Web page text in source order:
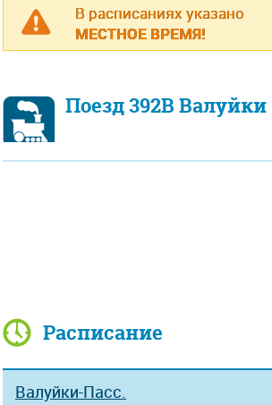
В расписаниях указано
МЕСТНОЕ ВРЕМЯ!
Поезд 392В
Расписание
Валуйки-Пасс.